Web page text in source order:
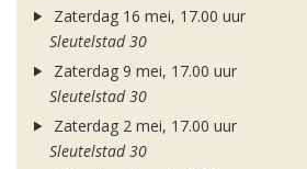
Zaterdag 16 mei, 17.00 uur
Sleutelstad 30
Zaterdag 9 mei, 17.00 uur
Sleutelstad 30
Zaterdag 2 mei, 17.00 uur
Sleutelstad 30